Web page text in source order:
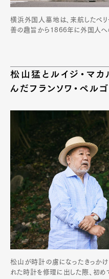
横浜外国人墓地は、来航したペ
善の趣旨から1866年に外国人へ
松山猛とルイジ・マカ
んだフランソワ・ペル
松山が時計の虜になったきっか
れた時計を修理に出した際、初め